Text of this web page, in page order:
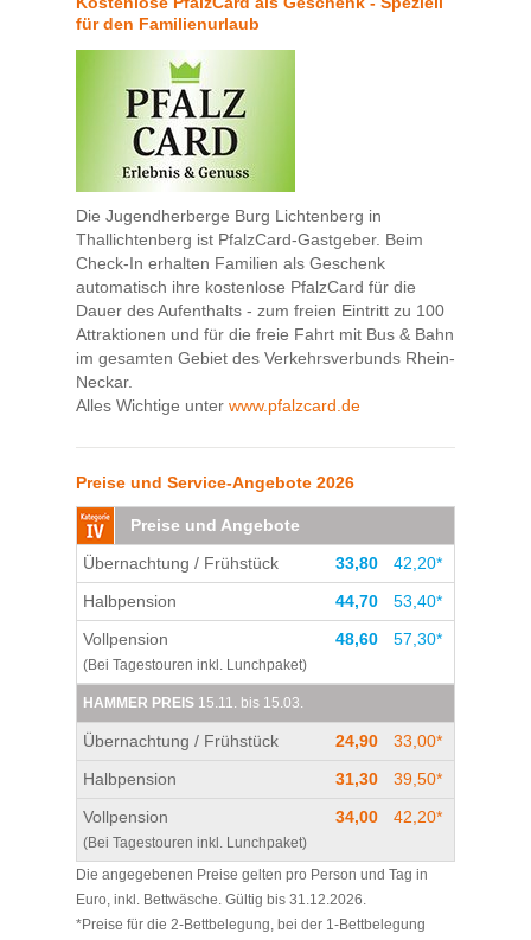
für den Familienurlaub
Die Jugendherberge Burg Lichtenberg in
Thallichtenberg ist PfalzCard-Gastgeber. Beim
Check-In erhalten Familien als Geschenk
automatisch ihre kostenlose PfalzCard für die
Dauer des Aufenthalts - zum freien Eintritt zu 100
Attraktionen und für die freie Fahrt mit Bus & Bahn
im gesamten Gebiet des Verkehrsverbunds Rhein-
Neckar.
Alles Wichtige unter www.pfalzcard.de
Preise und Service-Angebote 2026
Preise und Angebote
Übernachtung / Frühstück
33,80
42,20*
Halbpension
44,70
53,40*
Vollpension
(Bei Tagestouren inkl. Lunchpaket)
48,60 57,30*
HAMMER PREIS 15.11. bis 15.03.
Übernachtung / Frühstück 24,90
33,00*
Halbpension
31,30
39,50*
Vollpension
(Bei Tagestouren inkl. Lunchpaket)
34,00 42,20*
Die angegebenen Preise gelten pro Person und Tag in
Euro, inkl. Bettwäsche. Gültig bis 31.12.2026.
*Preise für die 2-Bettbelegung, bei der 1-Bettbelegung